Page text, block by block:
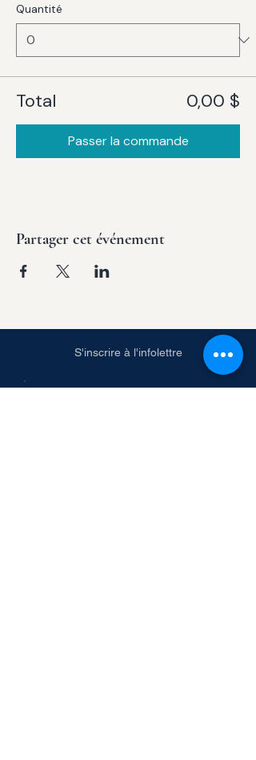
Quantité
Total 0,00 $
Passer la commande
Partager cet événement
S'inscrire à l'infolettre